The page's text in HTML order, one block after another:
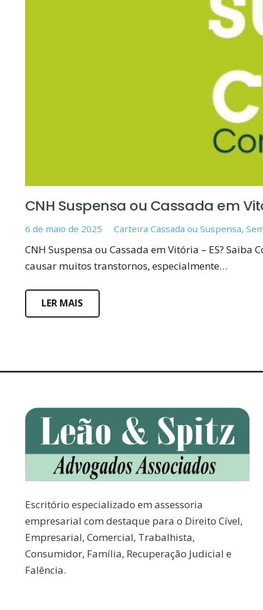
CNH Suspensa ou Cassada em
6 de maio de 2025 Carteira Cassada ou Suspensa,
CNH Suspensa ou Cassada em Vitória – ES?
causar muitos transtornos, especialmente…
LER MAIS
Escritório especializado em assessoria
empresarial com destaque para o Direito Cível,
Empresarial, Comercial, Trabalhista,
Consumidor, Família, Recuperação Judicial e
Falência.